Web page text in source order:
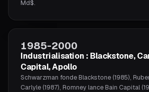
Md$.
1985-2000
Industrialisation : Blackstone,
Capital, Apollo
Schwarzman fonde Blackstone (1985),
Carlyle (1987), Romney lance Bain Capital